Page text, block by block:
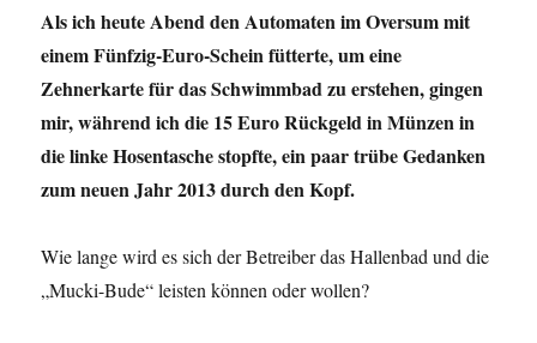
Als ich heute Abend den Automaten im Oversum mit
einem Fünfzig-Euro-Schein fütterte, um eine
Zehnerkarte für das Schwimmbad zu erstehen, gingen
mir, während ich die 15 Euro Rückgeld in Münzen in
die linke Hosentasche stopfte, ein paar trübe Gedanken
zum neuen Jahr 2013 durch den Kopf.
Wie lange wird es sich der Betreiber das Hallenbad und die
„Mucki-Bude“ leisten können oder wollen?